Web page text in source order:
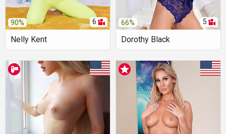
6
90%
Nelly Kent
5
66%
Dorothy Black